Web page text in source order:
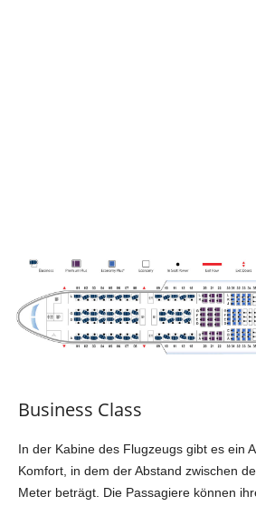
Business Class
In der Kabine des Flugzeugs gibt es ein
Komfort, in dem der Abstand zwischen
Meter beträgt. Die Passagiere können